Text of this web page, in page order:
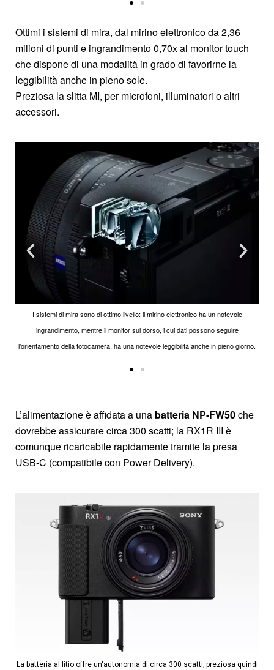
Ottimi i sistemi di mira, dal mirino elettronico da 2,36
milioni di punti e ingrandimento 0,70x al monitor touch
che dispone di una modalità in grado di favorirne la
leggibilità anche in pieno sole.
Preziosa la slitta MI, per microfoni, illuminatori o altri
accessori.
I sistemi di mira sono di ottimo livello: il mirino elettronico ha un notevole
ingrandimento, mentre il monitor sul dorso, i cui dati possono seguire
l'orientamento della fotocamera, ha una notevole leggibilità anche in pieno giorno.
L’alimentazione è affidata a una batteria NP‑FW50che
dovrebbe assicurare circa 300 scatti; la RX1R III è
comunque ricaricabile rapidamente tramite la presa
USB-C (compatibile con Power Delivery).
La batteria al litio offre un'autonomia di circa 300 scatti; preziosa quindi